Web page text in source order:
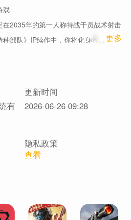
戏
在2035年的第一人称特战干员战术射击
部队》IP续作中，你将化身特战干
具与技能，与队友紧密协作，灵活制
载具火力输出、海量随机事件、几十
你将获得丰富又刺激的作战体验。
1 更多
更新时间
有
2026-06-26 09:28
隐私政策
查看